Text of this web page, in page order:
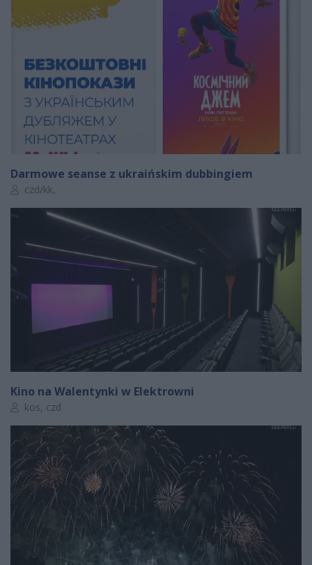
Darmowe seanse z ukraińskim dubbingiem
Autor artykułu:
czd/kk,
Kino na Walentynki w Elektrowni
Autor artykułu:
kos, czd